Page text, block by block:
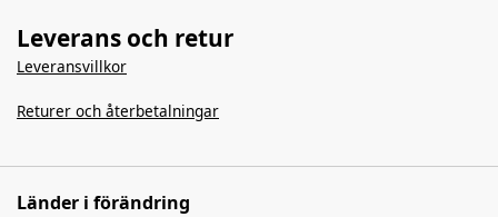
Leverans och retur
Leveransvillkor
Returer och återbetalningar
Länder i förändring